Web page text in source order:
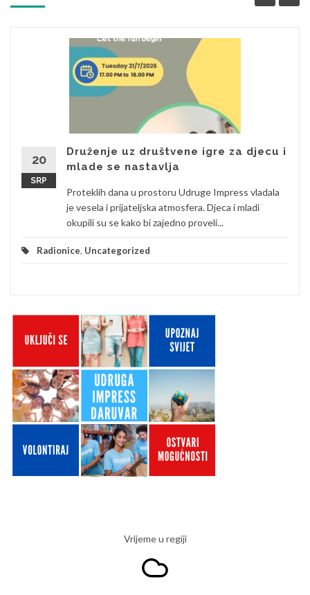
20
SRP
Druženje uz društvene igre za djecu i
mlade se nastavlja
Proteklih dana u prostoru Udruge Impress vladala
je vesela i prijateljska atmosfera. Djeca i mladi
okupili su se kako bi zajedno proveli...
Radionice, Uncategorized
Vrijeme u regiji